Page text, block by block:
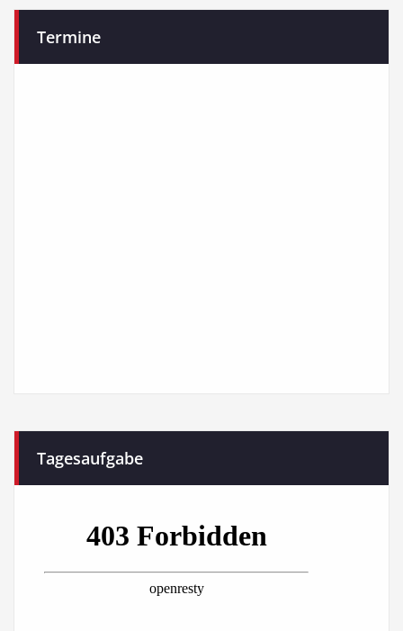
Termine
Tagesaufgabe